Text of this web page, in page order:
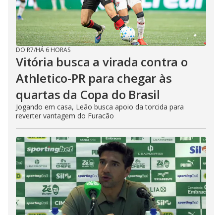
DO R7/HÁ 6 HORAS
Vitória busca a virada contra o
Athletico-PR para chegar às
quartas da Copa do Brasil
Jogando em casa, Leão busca apoio da torcida para
reverter vantagem do Furacão